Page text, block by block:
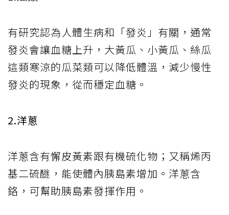
有研究認為人體生病和「發炎」有關，通常
發炎會讓血糖上升，大黃瓜、小黃瓜、絲瓜
這類寒涼的瓜菜類可以降低體溫，減少慢性
發炎的現象，從而穩定血糖。
2.洋蔥
洋蔥含有懈皮黃素跟有機硫化物；又稱烯丙
基二硫醚，能使體內胰島素增加。洋蔥含
鉻，可幫助胰島素發揮作用。